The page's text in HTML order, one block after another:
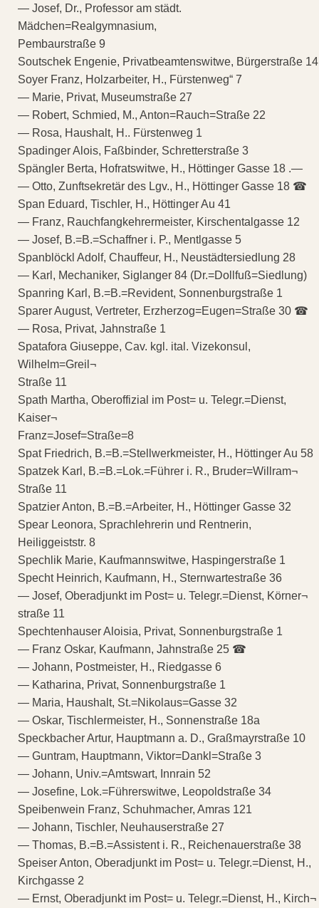
— Josef, Dr., Professor am städt.
Mädchen=Realgymnasium,
Pembaurstraße 9
Soutschek Engenie, Privatbeamtenswitwe, Bürgerstraße 14
Soyer Franz, Holzarbeiter, H., Fürstenweg“ 7
— Marie, Privat, Museumstraße 27
— Robert, Schmied, M., Anton=Rauch=Straße 22
— Rosa, Haushalt, H.. Fürstenweg 1
Spadinger Alois, Faßbinder, Schretterstraße 3
Spängler Berta, Hofratswitwe, H., Höttinger Gasse 18 .—
— Otto, Zunftsekretär des Lgv., H., Höttinger Gasse 18 ☎
Span Eduard, Tischler, H., Höttinger Au 41
— Franz, Rauchfangkehrermeister, Kirschentalgasse 12
— Josef, B.=B.=Schaffner i. P., Mentlgasse 5
Spanblöckl Adolf, Chauffeur, H., Neustädtersiedlung 28
— Karl, Mechaniker, Siglanger 84 (Dr.=Dollfuß=Siedlung)
Spanring Karl, B.=B.=Revident, Sonnenburgstraße 1
Sparer August, Vertreter, Erzherzog=Eugen=Straße 30 ☎
— Rosa, Privat, Jahnstraße 1
Spatafora Giuseppe, Cav. kgl. ital. Vizekonsul,
Wilhelm=Greil¬
Straße 11
Spath Martha, Oberoffizial im Post= u. Telegr.=Dienst,
Kaiser¬
Franz=Josef=Straße=8
Spat Friedrich, B.=B.=Stellwerkmeister, H., Höttinger Au 58
Spatzek Karl, B.=B.=Lok.=Führer i. R., Bruder=Willram¬
Straße 11
Spatzier Anton, B.=B.=Arbeiter, H., Höttinger Gasse 32
Spear Leonora, Sprachlehrerin und Rentnerin,
Heiliggeiststr. 8
Spechlik Marie, Kaufmannswitwe, Haspingerstraße 1
Specht Heinrich, Kaufmann, H., Sternwartestraße 36
— Josef, Oberadjunkt im Post= u. Telegr.=Dienst, Körner¬
straße 11
Spechtenhauser Aloisia, Privat, Sonnenburgstraße 1
— Franz Oskar, Kaufmann, Jahnstraße 25 ☎
— Johann, Postmeister, H., Riedgasse 6
— Katharina, Privat, Sonnenburgstraße 1
— Maria, Haushalt, St.=Nikolaus=Gasse 32
— Oskar, Tischlermeister, H., Sonnenstraße 18a
Speckbacher Artur, Hauptmann a. D., Graßmayrstraße 10
— Guntram, Hauptmann, Viktor=Dankl=Straße 3
— Johann, Univ.=Amtswart, Innrain 52
— Josefine, Lok.=Führerswitwe, Leopoldstraße 34
Speibenwein Franz, Schuhmacher, Amras 121
— Johann, Tischler, Neuhauserstraße 27
— Thomas, B.=B.=Assistent i. R., Reichenauerstraße 38
Speiser Anton, Oberadjunkt im Post= u. Telegr.=Dienst, H.,
Kirchgasse 2
— Ernst, Oberadjunkt im Post= u. Telegr.=Dienst, H., Kirch¬